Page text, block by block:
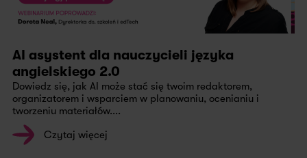
AI asystent dla nauczycieli języka
angielskiego 2.0
Dowiedz się, jak AI może stać się twoim redaktorem,
organizatorem i wsparciem w planowaniu, ocenianiu i
tworzeniu materiałów....
Czytaj więcej